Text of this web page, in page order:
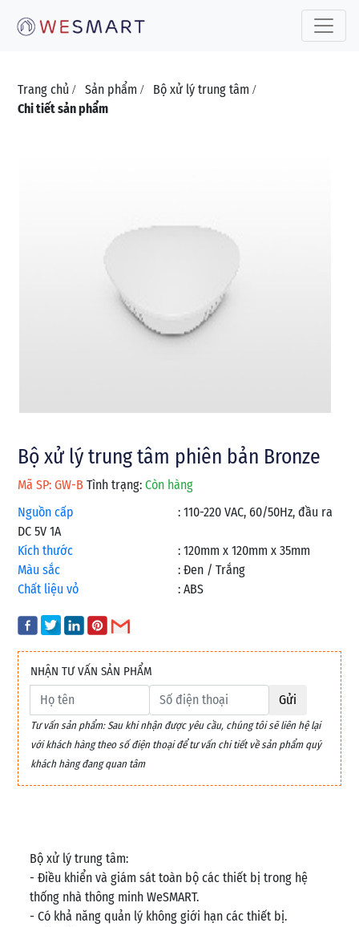
Trang chủ / Sản phẩm / Bộ xử lý trung tâm /
Chi tiết sản phẩm
Bộ xử lý trung tâm phiên bản Bronze
Mã SP: GW-B Tình trạng: Còn hàng
Nguồn cấp
: 110-220 VAC, 60/50Hz, đầu ra
DC 5V 1A
Kích thước
: 120mm x 120mm x 35mm
Màu sắc
: Đen / Trắng
Chất liệu vỏ
: ABS
NHẬN TƯ VẤN SẢN PHẨM
Gửi
Tư vấn sản phẩm: Sau khi nhận được yêu cầu, chúng tôi sẽ liên hệ lại
với khách hàng theo số điện thoại để tư vấn chi tiết về sản phẩm quý
khách hàng đang quan tâm
Bộ xử lý trung tâm:
- Điều khiển và giám sát toàn bộ các thiết bị trong hệ
thống nhà thông minh WeSMART.
- Có khả năng quản lý không giới hạn các thiết bị.